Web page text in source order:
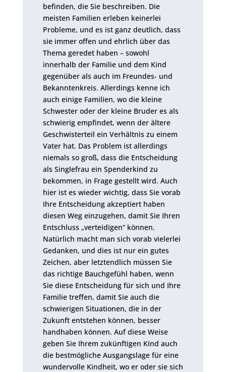
befinden, die Sie beschreiben. Die
meisten Familien erleben keinerlei
Probleme, und es ist ganz deutlich, dass
sie immer offen und ehrlich über das
Thema geredet haben – sowohl
innerhalb der Familie und dem Kind
gegenüber als auch im Freundes- und
Bekanntenkreis. Allerdings kenne ich
auch einige Familien, wo die kleine
Schwester oder der kleine Bruder es als
schwierig empfindet, wenn der ältere
Geschwisterteil ein Verhältnis zu einem
Vater hat. Das Problem ist allerdings
niemals so groß, dass die Entscheidung
als Singlefrau ein Spenderkind zu
bekommen, in Frage gestellt wird. Auch
hier ist es wieder wichtig, dass Sie vorab
Ihre Entscheidung akzeptiert haben
diesen Weg einzugehen, damit Sie Ihren
Entschluss „verteidigen“ können.
Natürlich macht man sich vorab vielerlei
Gedanken, und dies ist nur ein gutes
Zeichen, aber letztendlich müssen Sie
das richtige Bauchgefühl haben, wenn
Sie diese Entscheidung für sich und Ihre
Familie treffen, damit Sie auch die
schwierigen Situationen, die in der
Zukunft entstehen können, besser
handhaben können. Auf diese Weise
geben Sie Ihrem zukünftigen Kind auch
die bestmögliche Ausgangslage für eine
wundervolle Kindheit, wo er oder sie sich